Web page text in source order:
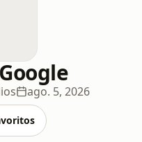
ago. 5, 2026